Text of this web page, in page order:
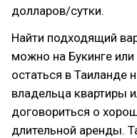
долларов/сутки.
Найти подходящий
можно на Букинге или
остаться в Таиланде
владельца квартиры
договориться о
длительной аренды.